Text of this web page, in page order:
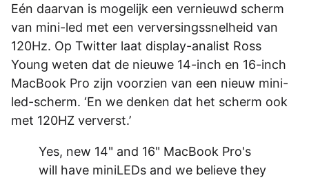
Eén daarvan is mogelijk een vernieuwd scherm
van mini-led met een verversingssnelheid van
120Hz. Op Twitter laat display-analist Ross
Young weten dat de nieuwe 14-inch en 16-inch
MacBook Pro zijn voorzien van een nieuw mini-
led-scherm. ‘En we denken dat het scherm ook
met 120HZ ververst.’
Yes, new 14" and 16" MacBook Pro's
will have miniLEDs and we believe they